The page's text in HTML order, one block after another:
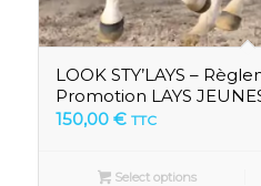
LOOK STY’LAYS –
Promotion LAYS
150,00 € TTC
Select options